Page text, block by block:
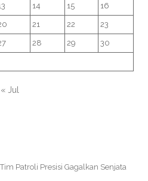
14 15 16
21 22 23
28 29 30
« Jul
Patroli Presisi Gagalkan Senjata